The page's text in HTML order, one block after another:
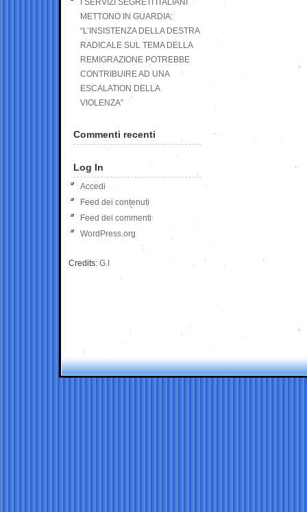
I SERVIZI SEGRETI ITALIANI
METTONO IN GUARDIA:
“L’INSISTENZA DELLA DESTRA
RADICALE SUL TEMA DELLA
REMIGRAZIONE POTREBBE
CONTRIBUIRE AD UNA
ESCALATION DELLA
VIOLENZA”
Commenti recenti
Log In
Accedi
Feed dei contenuti
Feed dei commenti
WordPress.org
Credits: G.I